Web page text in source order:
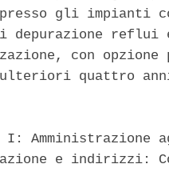
presso gli impianti
depurazione
con
quattro
I: Amministrazione
e indirizzi: